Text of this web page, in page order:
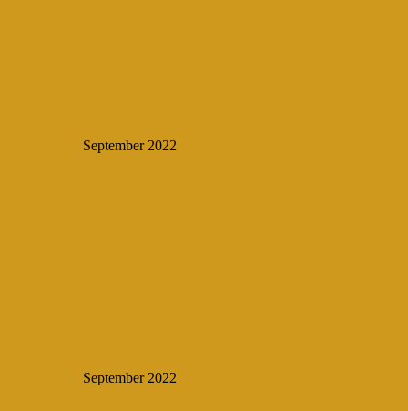
September 2022
September 2022